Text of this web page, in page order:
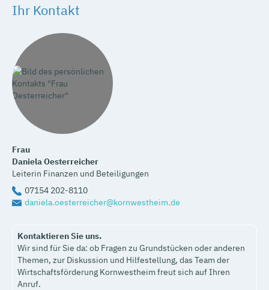
Ihr Kontakt
Frau
Daniela Oesterreicher
Leiterin Finanzen und Beteiligungen
daniela.oesterreicher@kornwestheim.de
07154 202-8110
Kontaktieren Sie uns.
Wir sind für Sie da: ob Fragen zu Grundstücken oder anderen
Themen, zur Diskussion und Hilfestellung, das Team der
Wirtschaftsförderung Kornwestheim freut sich auf Ihren
Anruf.